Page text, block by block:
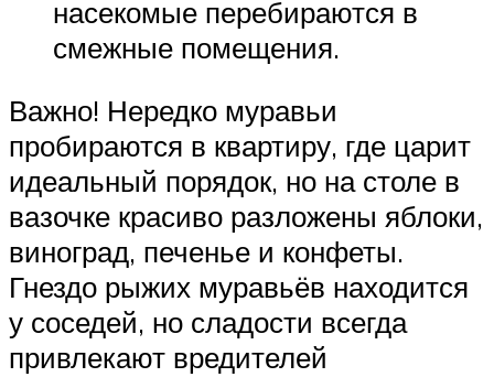
насекомые перебираются в
смежные помещения.
Важно! Нередко муравьи
пробираются в квартиру, где царит
идеальный порядок, но на столе в
вазочке красиво разложены яблоки,
виноград, печенье и конфеты.
Гнездо рыжих муравьёв находится
у соседей, но сладости всегда
привлекают вредителей